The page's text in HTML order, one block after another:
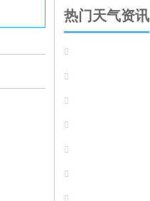
热门天气资讯






